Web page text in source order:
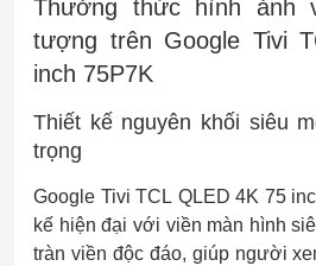
Thưởng thức hình ảnh
tượng trên Google Tivi
inch 75P7K
Thiết kế nguyên khối siêu
trọng
Google Tivi TCL QLED 4K 75
kế hiện đại với viền màn hình
tràn viền độc đáo, giúp người